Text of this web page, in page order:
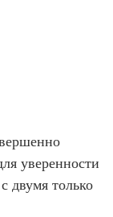
уверенности
двумя только